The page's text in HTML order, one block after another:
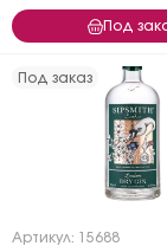
Под
Под заказ
Артикул: 15688